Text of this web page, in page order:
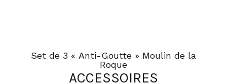
Set de 3 « Anti-Goutte » Moulin de la
Roque
ACCESSOIRES